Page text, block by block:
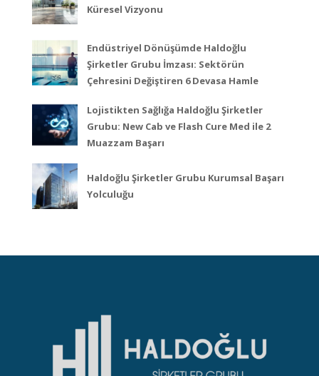
Küresel Vizyonu
Endüstriyel Dönüşümde Haldoğlu
Şirketler Grubu İmzası: Sektörün
Çehresini Değiştiren 6 Devasa Hamle
Lojistikten Sağlığa Haldoğlu Şirketler
Grubu: New Cab ve Flash Cure Med ile 2
Muazzam Başarı
Haldoğlu Şirketler Grubu Kurumsal Başarı
Yolculuğu